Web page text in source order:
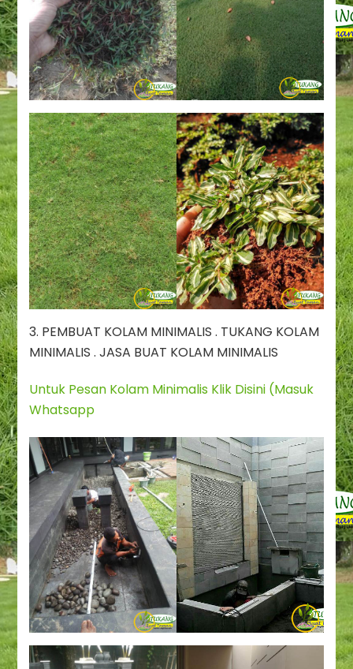
3. PEMBUAT KOLAM MINIMALIS . TUKANG KOLAM
MINIMALIS . JASA BUAT KOLAM MINIMALIS
Untuk Pesan Kolam Minimalis Klik Disini (Masuk
Whatsapp